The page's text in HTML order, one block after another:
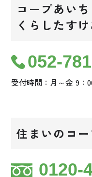
コープあいち
くらしたす
052-
受付時間：月～金 9：
住まいのコ
0120-